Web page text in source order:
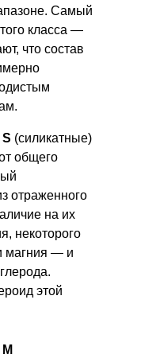
Самый
класса —
что состав
(силикатные)
общего
отраженного
на их
некоторого
магния — и
этой
М